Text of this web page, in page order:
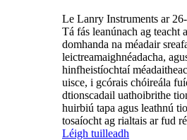
Le Lanry Instruments ar
Tá fás leanúnach ag teacht
domhanda na méadair
leictreamaighnéadacha,
hinfheistíochtaí
uisce, i gcórais chóireála
dtionscadail uathoibrithe
huirbiú tapa agus leathnú
tosaíocht ag rialtais ar fud
Léigh tuilleadh